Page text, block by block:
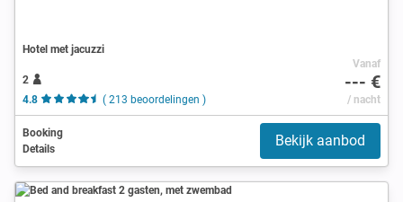
Hotel met jacuzzi
2
4.8
( 213 beoordelingen )
Vanaf
--- €
/ nacht
Booking
Details
Bekijk aanbod